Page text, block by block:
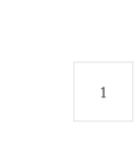
1